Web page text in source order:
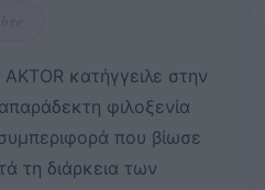
κατήγγειλε στην
φιλοξενία
που βίωσε
τη διάρκεια των